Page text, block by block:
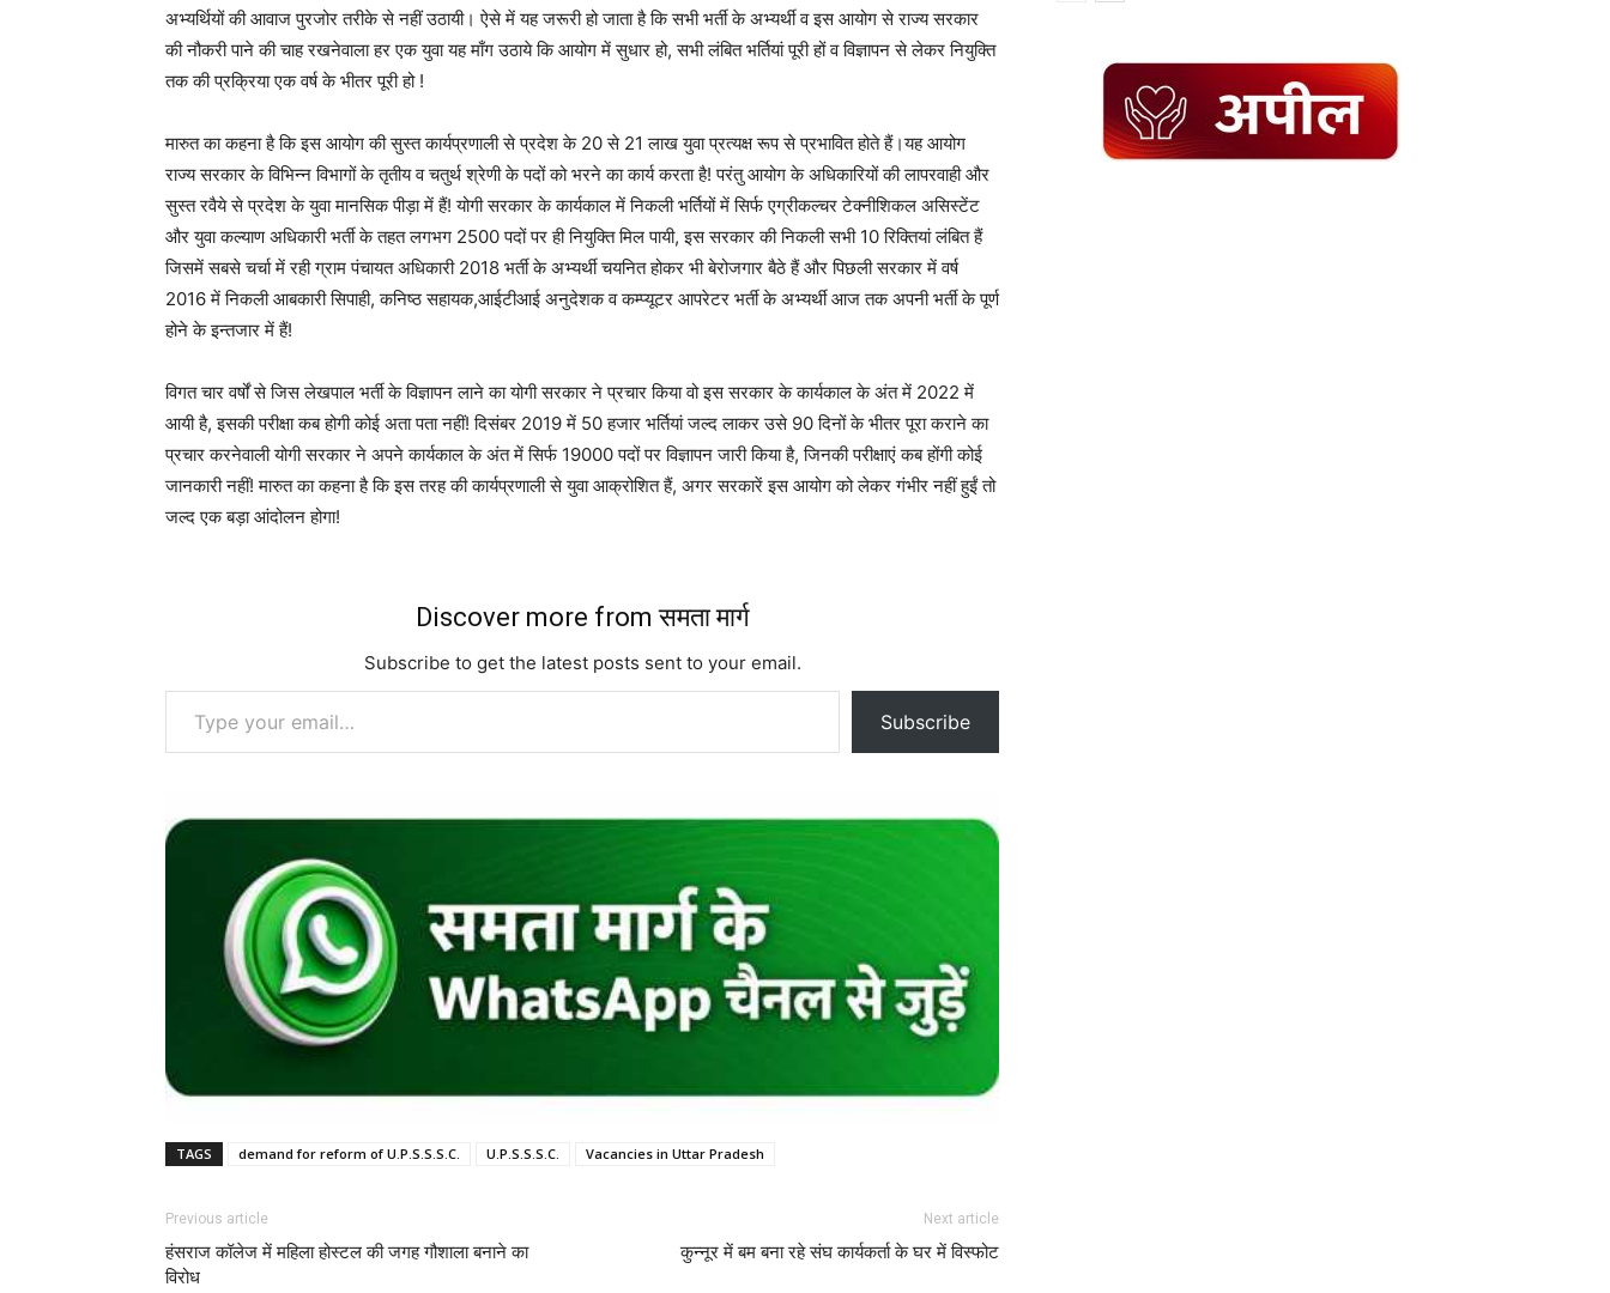
अभ्यर्थियों की आवाज पुरजोर तरीके से नहीं उठायी। ऐसे में यह जरूरी हो जाता है कि सभी भर्ती के अभ्यर्थी व इस आयोग से राज्य सरकार
की नौकरी पाने की चाह रखनेवाला हर एक युवा यह माँग उठाये कि आयोग में सुधार हो, सभी लंबित भर्तियां पूरी हों व विज्ञापन से लेकर नियुक्ति
तक की प्रक्रिया एक वर्ष के भीतर पूरी हो !
मारुत का कहना है कि इस आयोग की सुस्त कार्यप्रणाली से प्रदेश के 20 से 21 लाख युवा प्रत्यक्ष रूप से प्रभावित होते हैं।यह आयोग
राज्य सरकार के विभिन्न विभागों के तृतीय व चतुर्थ श्रेणी के पदों को भरने का कार्य करता है! परंतु आयोग के अधिकारियों की लापरवाही और
सुस्त रवैये से प्रदेश के युवा मानसिक पीड़ा में हैं! योगी सरकार के कार्यकाल में निकली भर्तियों में सिर्फ एग्रीकल्चर टेक्नीशिकल असिस्टेंट
और युवा कल्याण अधिकारी भर्ती के तहत लगभग 2500 पदों पर ही नियुक्ति मिल पायी, इस सरकार की निकली सभी 10 रिक्तियां लंबित हैं
जिसमें सबसे चर्चा में रही ग्राम पंचायत अधिकारी 2018 भर्ती के अभ्यर्थी चयनित होकर भी बेरोजगार बैठे हैं और पिछली सरकार में वर्ष
2016 में निकली आबकारी सिपाही, कनिष्ठ सहायक,आईटीआई अनुदेशक व कम्प्यूटर आपरेटर भर्ती के अभ्यर्थी आज तक अपनी भर्ती के पूर्ण
होने के इन्तजार में हैं!
विगत चार वर्षों से जिस लेखपाल भर्ती के विज्ञापन लाने का योगी सरकार ने प्रचार किया वो इस सरकार के कार्यकाल के अंत में 2022 में
आयी है, इसकी परीक्षा कब होगी कोई अता पता नहीं! दिसंबर 2019 में 50 हजार भर्तियां जल्द लाकर उसे 90 दिनों के भीतर पूरा कराने का
प्रचार करनेवाली योगी सरकार ने अपने कार्यकाल के अंत में सिर्फ 19000 पदों पर विज्ञापन जारी किया है, जिनकी परीक्षाएं कब होंगी कोई
जानकारी नहीं! मारुत का कहना है कि इस तरह की कार्यप्रणाली से युवा आक्रोशित हैं, अगर सरकारें इस आयोग को लेकर गंभीर नहीं हुईं तो
जल्द एक बड़ा आंदोलन होगा!
Discover more from समता मार्ग
Subscribe to get the latest posts sent to your email.
Type your email…
Subscribe
TAGS demand for reform of U.P.S.S.S.C. U.P.S.S.S.C. Vacancies in Uttar Pradesh
Previous article
हंसराज कॉलेज में महिला होस्टल की जगह गौशाला बनाने का
विरोध
Next article
कुन्नूर में बम बना रहे संघ कार्यकर्ता के घर में विस्फोट